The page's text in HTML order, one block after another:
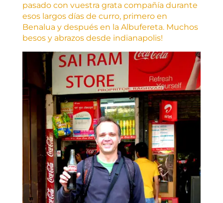
pasado con vuestra grata compañía durante
esos largos días de curro, primero en
Benalua y después en la Albufereta. Muchos
besos y abrazos desde indianapolis!